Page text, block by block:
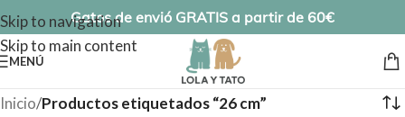
Skip to navigation
Skip to main content
Gatos de envió GRATIS a partir de 60€
MENÚ
Inicio/Productos etiquetados “26 cm”